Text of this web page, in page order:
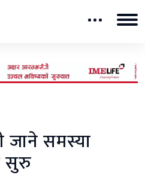
जाने समस्या
सुरु